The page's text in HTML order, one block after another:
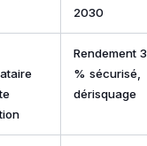
2030
Rendement
% sécurisé,
dérisquage